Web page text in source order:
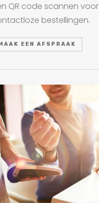
QR code scannen voor
bestellingen.
MAAK EEN AFSPRAAK